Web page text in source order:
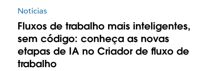
Notícias
Fluxos de trabalho mais inteligentes,
sem código: conheça as novas
etapas de IA no Criador de fluxo de
trabalho